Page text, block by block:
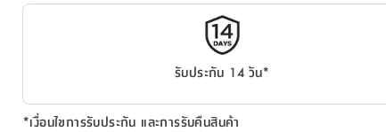
รับประกัน 14 วัน*
*เงื่อนไขการรับประกัน และการรับคืนสินค้า